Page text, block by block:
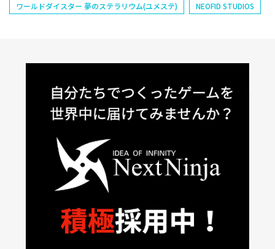
ワールドダイスター 夢のステラリウム(ユメステ)
NEOFID STUDIOS